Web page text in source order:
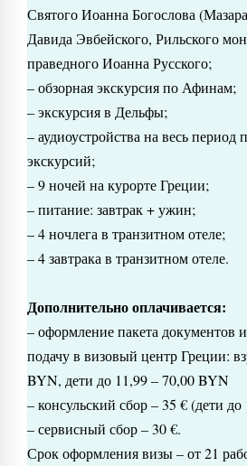
Святого Иоанна Богослова
Давида Эвбейского, Рильского
праведного Иоанна Русского;
– обзорная экскурсия по Афинам;
– экскурсия в Дельфы;
– аудиоустройства на весь период
экскурсий;
– 9 ночей на курорте Греции;
– питание: завтрак + ужин;
– 4 ночлега в транзитном отеле;
– 4 завтрака в транзитном отеле.
Дополнительно оплачивается:
– оформление пакета документов
подачу в визовый центр Греции:
BYN, дети до 11,99 – 70,00 BYN
– консульский сбор – 35 € (дети
– сервисный сбор – 30 €.
Срок оформления визы – от 21